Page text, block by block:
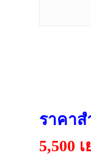
ราคา
5,500